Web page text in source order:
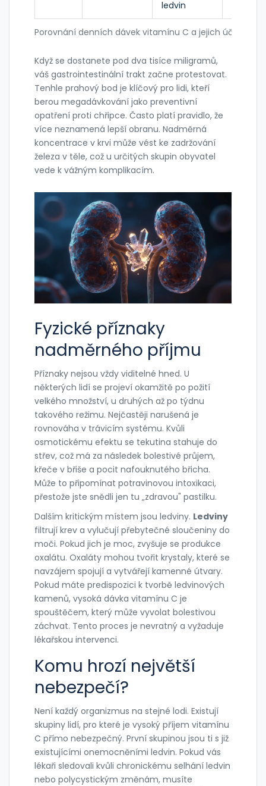
Porovnání denních dávek vitamínu C a jejich účinků
ledvin
Když se dostanete pod dva tisíce miligramů,
váš gastrointestinální trakt začne protestovat.
Tenhle prahový bod je klíčový pro lidi, kteří
berou megadávkování jako preventivní
opatření proti chřipce. Často platí pravidlo, že
více neznamená lepší obranu. Nadměrná
koncentrace v krvi může vést ke zadržování
železa v těle, což u určitých skupin obyvatel
vede k vážným komplikacím.
Fyzické příznaky
nadměrného příjmu
Příznaky nejsou vždy viditelné hned. U
některých lidí se projeví okamžitě po požití
velkého množství, u druhých až po týdnu
takového režimu. Nejčastěji narušená je
rovnováha v trávicím systému. Kvůli
osmotickému efektu se tekutina stahuje do
střev, což má za následek bolestivé průjem,
křeče v břiše a pocit nafouknutého břicha.
Může to připomínat potravinovou intoxikaci,
přestože jste snědli jen tu „zdravou" pastilku.
Dalším kritickým místem jsou ledviny. Ledviny
filtrují krev a vylučují přebytečné sloučeniny do
moči. Pokud jich je moc, zvyšuje se produkce
oxalátu. Oxaláty mohou tvořit krystaly, které se
navzájem spojují a vytvářejí kamenné útvary.
Pokud máte predispozici k tvorbě ledvinových
kamenů, vysoká dávka vitamínu C je
spouštěčem, který může vyvolat bolestivou
záchvat. Tento proces je nevratný a vyžaduje
lékařskou intervenci.
Komu hrozí největší
nebezpečí?
Není každý organizmus na stejné lodi. Existují
skupiny lidí, pro které je vysoký příjem vitamínu
C přímo nebezpečný. První skupinou jsou ti s již
existujícími onemocněními ledvin. Pokud vás
lékaři sledovali kvůli chronickému selhání ledvin
nebo polycystickým změnám, musíte